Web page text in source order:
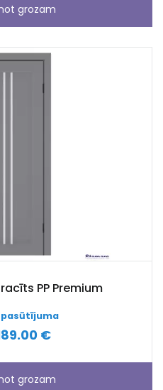
grozam
PP Premium
pasūtījuma
€
grozam